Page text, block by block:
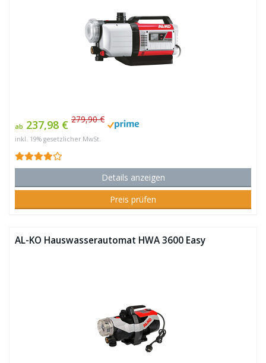
ab 237,98 € 279,90 €
inkl. 19% gesetzlicher MwSt.
Details anzeigen
Preis prüfen
AL-KO Hauswasserautomat HWA 3600 Easy